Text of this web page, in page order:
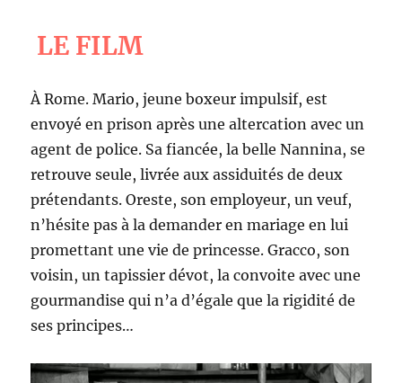
LE FILM
À Rome. Mario, jeune boxeur impulsif, est
envoyé en prison après une altercation avec un
agent de police. Sa fiancée, la belle Nannina, se
retrouve seule, livrée aux assiduités de deux
prétendants. Oreste, son employeur, un veuf,
n’hésite pas à la demander en mariage en lui
promettant une vie de princesse. Gracco, son
voisin, un tapissier dévot, la convoite avec une
gourmandise qui n’a d’égale que la rigidité de
ses principes…